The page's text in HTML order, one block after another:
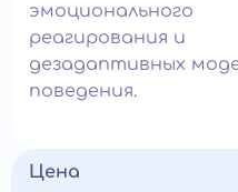
эмоционального
реагирования и
дезадаптивных
поведения.
Цена